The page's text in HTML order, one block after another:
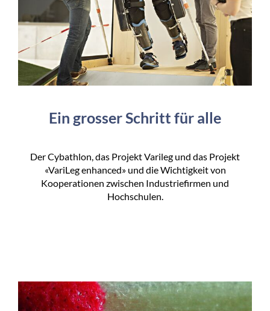
Ein grosser Schritt für alle
Der Cybathlon, das Projekt Varileg und das Projekt
«VariLeg enhanced» und die Wichtigkeit von
Kooperationen zwischen Industriefirmen und
Hochschulen.